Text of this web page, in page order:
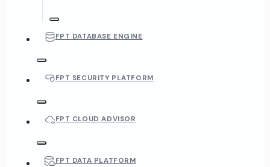
FPT DATABASE ENGINE
FPT SECURITY PLATFORM
FPT CLOUD ADVISOR
FPT DATA PLATFORM